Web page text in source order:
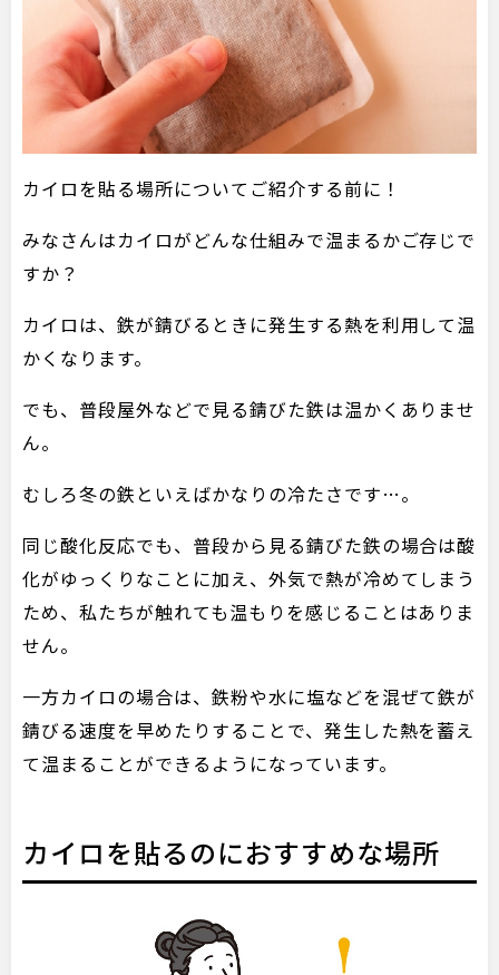
カイロを貼る場所についてご紹介する前に！
みなさんはカイロがどんな仕組みで温まるかご存じで
すか？
カイロは、鉄が錆びるときに発生する熱を利用して温
かくなります。
でも、普段屋外などで見る錆びた鉄は温かくありませ
ん。
むしろ冬の鉄といえばかなりの冷たさです…。
同じ酸化反応でも、普段から見る錆びた鉄の場合は酸
化がゆっくりなことに加え、外気で熱が冷めてしまう
ため、私たちが触れても温もりを感じることはありま
せん。
一方カイロの場合は、鉄粉や水に塩などを混ぜて鉄が
錆びる速度を早めたりすることで、発生した熱を蓄え
て温まることができるようになっています。
カイロを貼るのにおすすめな場所